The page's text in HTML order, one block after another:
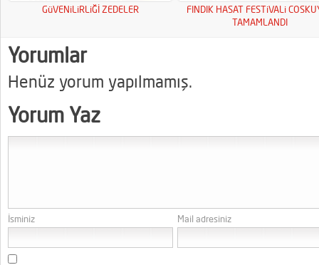
GüVENiLiRLiĞİ ZEDELER
FINDIK HASAT FESTiVALi
TAMAMLANDI
Yorumlar
Henüz yorum yapılmamış.
Yorum Yaz
İsminiz Mail adresiniz